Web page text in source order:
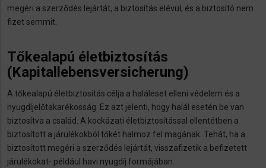
megéri a szerződés lejártát, a biztosítás elévül, és a biztosító nem
fizet semmit.
Tőkealapú életbiztosítás
(Kapitallebensversicherung)
A tőkealapú életbiztosítás célja a haláleset elleni védelem és a
nyugdíjelőtakarékosság. Ez azt jelenti, hogy halál esetén be van
biztosítva a család. A kockázati életbiztosítással ellentétben a
biztosított a járulékokból tőkét halmoz fel magának. Tehát, ha a
biztosított megéri a szerződés lejártát, visszafizetik a befizetett
járulékokat- például havi nyugdíj formájában.